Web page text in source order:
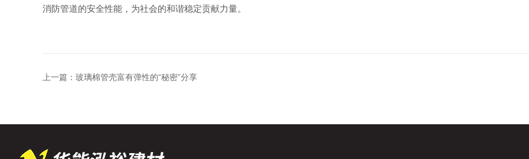
消防管道的安全性能，为社会的和谐稳定贡献力量。
上一篇： 玻璃棉管壳富有弹性的“秘密”分享